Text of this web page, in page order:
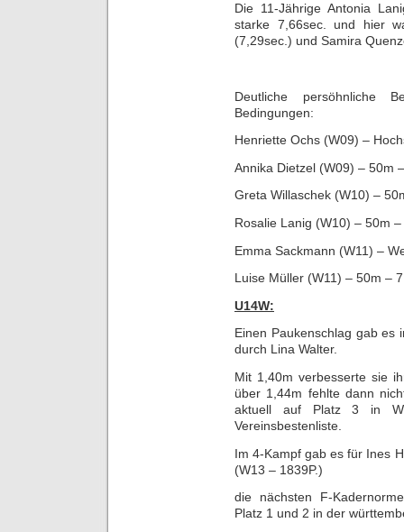
Die 11-Jährige Antonia
starke 7,66sec. und hier
(7,29sec.) und Samira
Deutliche persöhnliche
Bedingungen:
Henriette Ochs (W09) –
Annika Dietzel (W09) – 50m
Greta Willaschek (W10) –
Rosalie Lanig (W10) – 50m
Emma Sackmann (W11) –
Luise Müller (W11) – 50m –
U14W:
Einen Paukenschlag gab es
durch Lina Walter.
Mit 1,40m verbesserte sie
über 1,44m fehlte dann
aktuell auf Platz 3 in
Vereinsbestenliste.
Im 4-Kampf gab es für Ines
(W13 – 1839P.)
die nächsten F-
Platz 1 und 2 in der